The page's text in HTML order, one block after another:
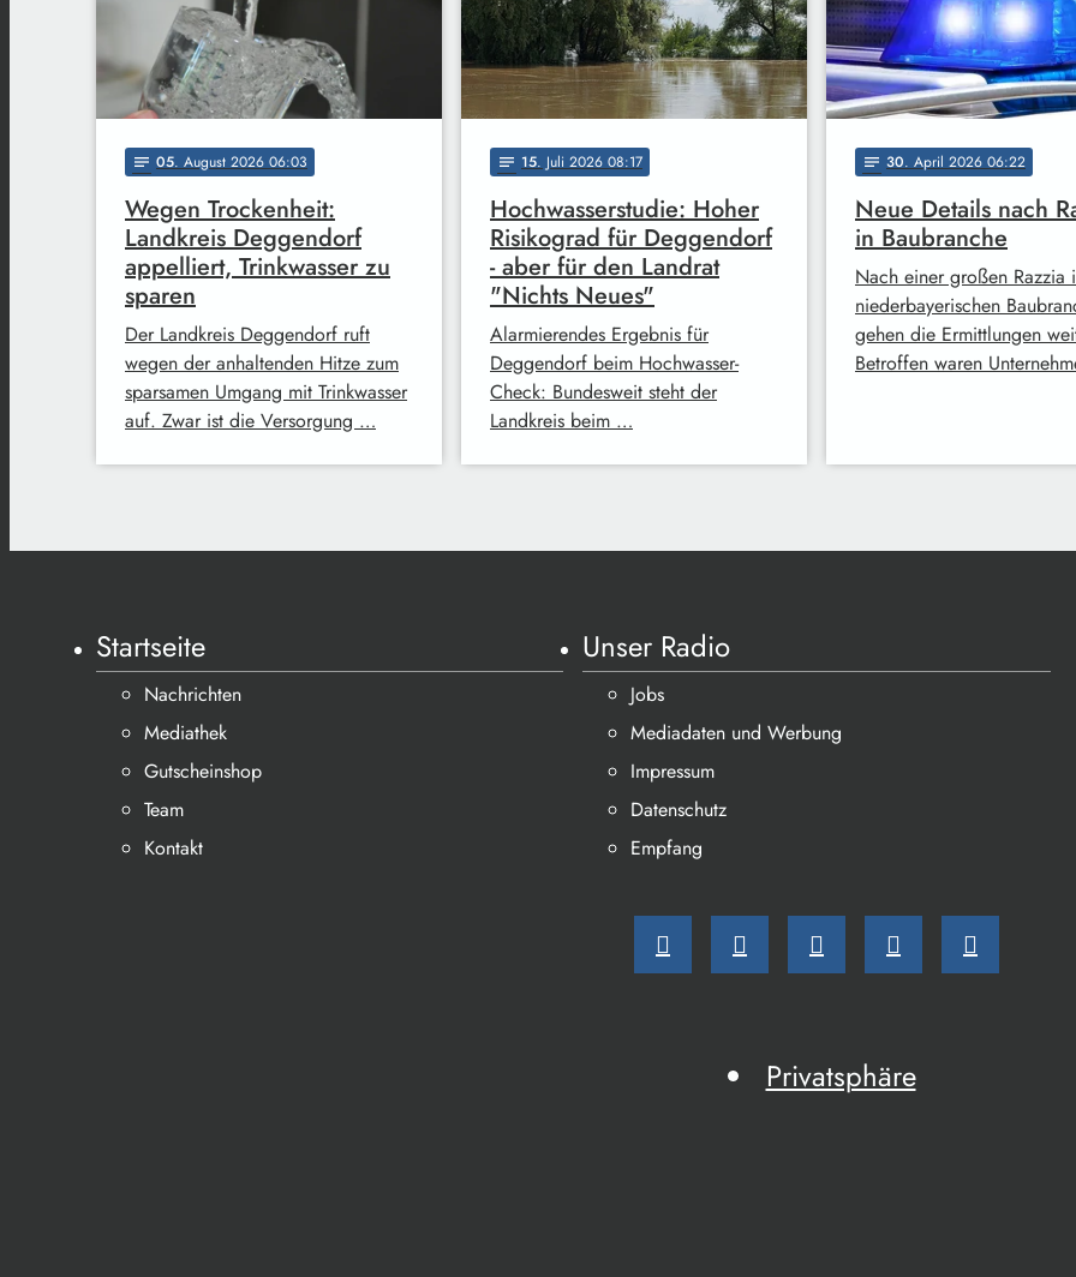
notes 05. August 2026 06:03
Wegen Trockenheit:
Landkreis Deggendorf
appelliert, Trinkwasser zu
sparen
Der Landkreis Deggendorf ruft
wegen der anhaltenden Hitze zum
sparsamen Umgang mit Trinkwasser
auf. Zwar ist die Versorgung …
notes 15. Juli 2026 08:17
Hochwasserstudie: Hoher
Risikograd für Deggendorf
- aber für den Landrat
"Nichts Neues"
Alarmierendes Ergebnis für
Deggendorf beim Hochwasser-
Check: Bundesweit steht der
Landkreis beim …
notes 30. April 2026 06:22
Neue Details nach
in Baubranche
Nach einer großen Razzia
niederbayerischen
gehen die Ermittlungen
Betroffen waren
Startseite
Nachrichten
Mediathek
Gutscheinshop
Team
Kontakt
Unser Radio
Jobs
Mediadaten und Werbung
Impressum
Datenschutz
Empfang
Privatsphäre